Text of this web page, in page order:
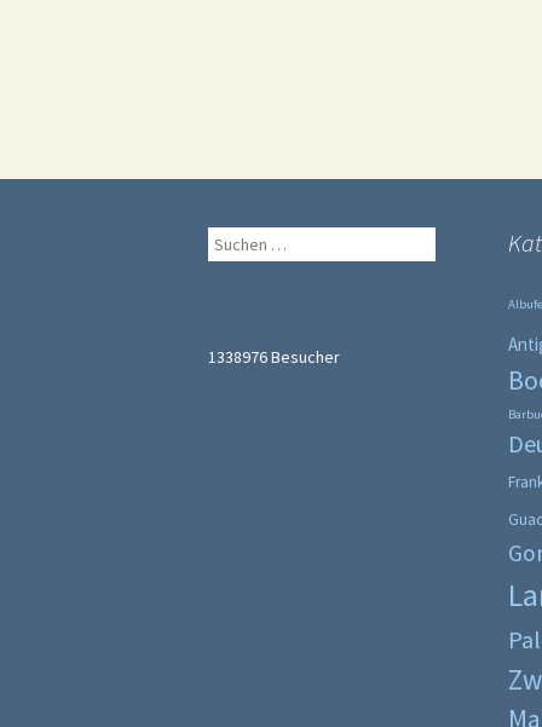
Suche
nach:
1338976Besucher